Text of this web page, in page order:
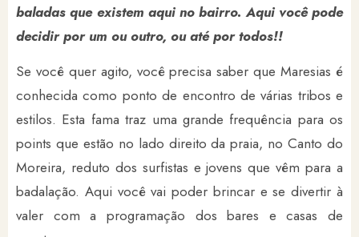
baladas que existem aqui no bairro. Aqui você pode
decidir por um ou outro, ou até por todos!!
Se você quer agito, você precisa saber que Maresias é
conhecida como ponto de encontro de várias tribos e
estilos. Esta fama traz uma grande frequência para os
points que estão no lado direito da praia, no Canto do
Moreira, reduto dos surfistas e jovens que vêm para a
badalação. Aqui você vai poder brincar e se divertir à
valer com a programação dos bares e casas de